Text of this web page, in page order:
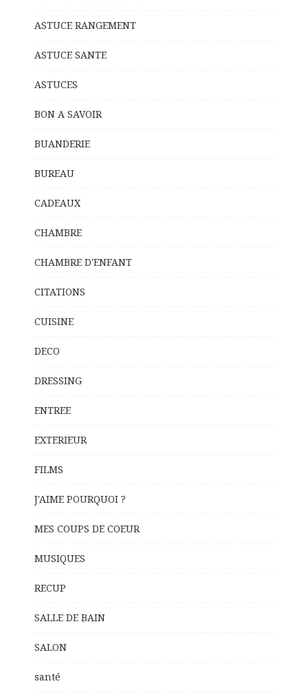
ASTUCE RANGEMENT
ASTUCE SANTE
ASTUCES
BON A SAVOIR
BUANDERIE
BUREAU
CADEAUX
CHAMBRE
CHAMBRE D'ENFANT
CITATIONS
CUISINE
DECO
DRESSING
ENTREE
EXTERIEUR
FILMS
J'AIME POURQUOI ?
MES COUPS DE COEUR
MUSIQUES
RECUP
SALLE DE BAIN
SALON
santé